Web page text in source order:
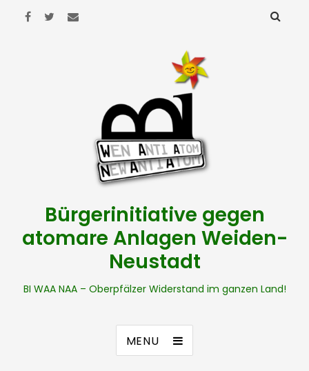
Bürgerinitiative gegen
atomare Anlagen Weiden-
Neustadt
BI WAA NAA – Oberpfälzer Widerstand im ganzen Land!
MENU